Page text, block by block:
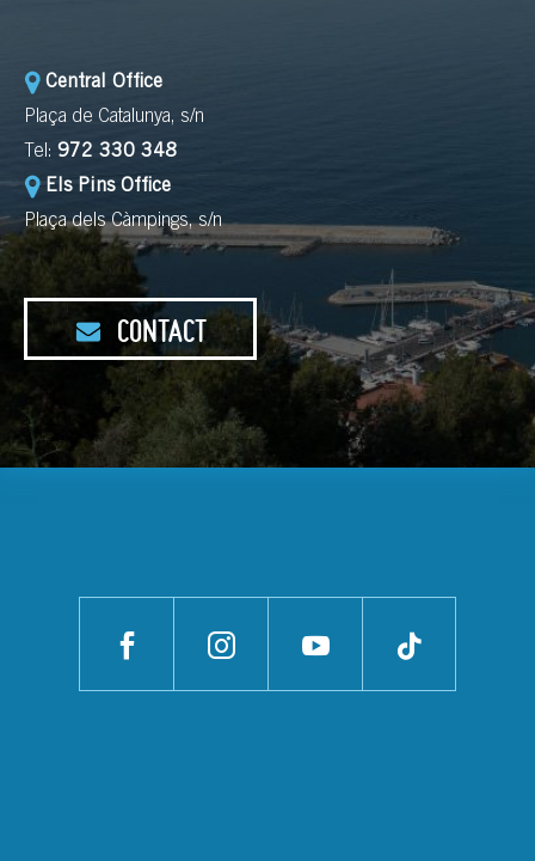
Central Office
Plaça de Catalunya, s/n
Tel: 972 330 348
Els Pins Office
Plaça dels Càmpings, s/n
CONTACT